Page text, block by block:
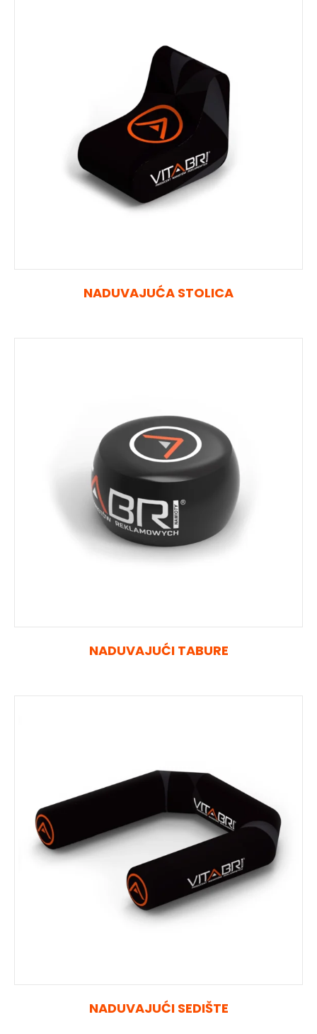
NADUVAJUĆA STOLICA
NADUVAJUĆI TABURE
NADUVAJUĆI SEDIŠTE